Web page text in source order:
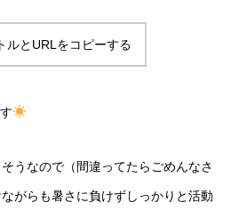
立地
ルとURLをコピーする
うなので（間違ってたらごめんなさ
がらも暑さに負けずしっかりと活動